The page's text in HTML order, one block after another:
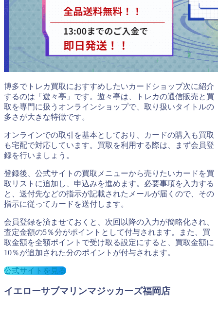
博多でトレカ買取におすすめしたいカードショップ次に紹介
するのは「遊々亭」です。遊々亭は、トレカの通信販売と買
取を専門に扱うオンラインショップで、取り扱いタイトルの
多さが大きな特徴です。
オンラインでの取引を基本としており、カードの購入も買取
も宅配で対応しています。買取を利用する際は、まず会員登
録を行いましょう。
登録後、公式サイトの買取メニューから売りたいカードを買
取リストに追加し、申込みを進めます。必要事項を入力する
と、送付先などの指示が記載されたメールが届くので、その
指示に従ってカードを送付します。
会員登録を済ませておくと、次回以降の入力が簡略化され、
査定金額の5％分がポイントとして付与されます。また、買
取金額を全額ポイントで受け取る設定にすると、買取金額に
10％が追加された分のポイントが付与されます。
公式サイトを見る
イエローサブマリンマジッカーズ福岡店